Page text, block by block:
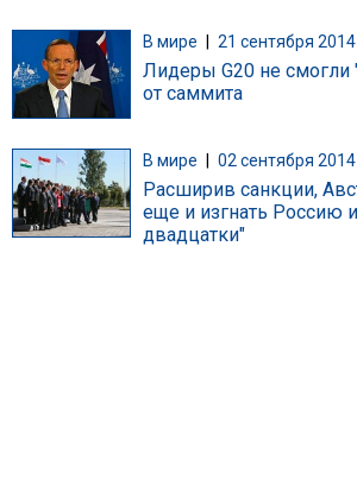
В мире 21 сентября 2014
Лидеры G20 не смогли
от саммита
В мире 02 сентября 2014
Расширив санкции,
еще и изгнать Россию
двадцатки"